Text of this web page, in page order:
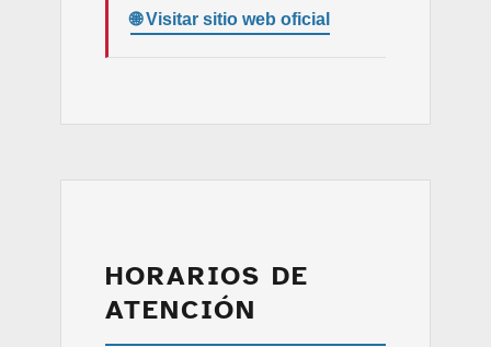
HORARIOS DE
ATENCIÓN